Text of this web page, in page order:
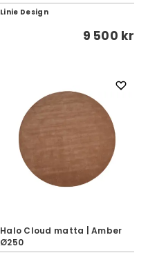
Linie Design
9 500 kr
Halo Cloud matta | Amber
Ø250